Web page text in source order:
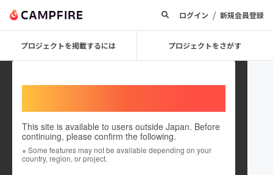
ログイン / 新規会員登録
プロジェクトを掲載するには プロジェクトをさがす
This site is available to users outside Japan. Before
continuing, please confirm the following.
※ Some features may not be available depending on your
country, region, or project.
YOSHIFUMI Yamauchi